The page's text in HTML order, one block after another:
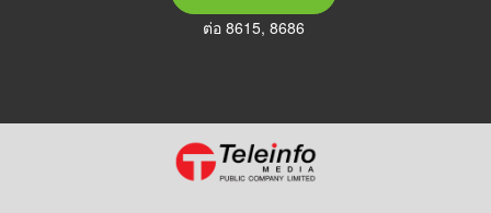
ต่อ 8615, 8686